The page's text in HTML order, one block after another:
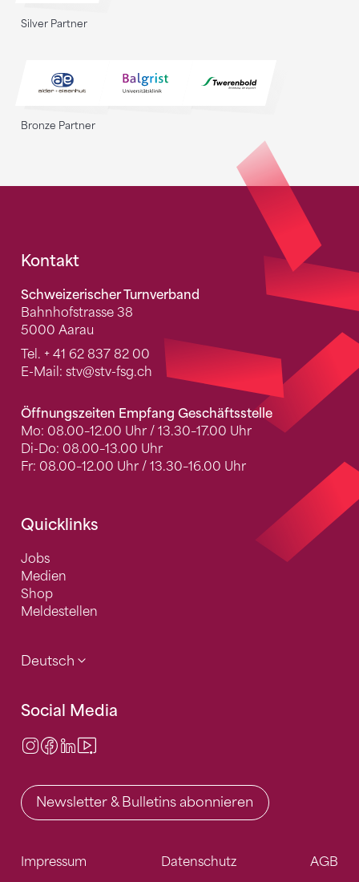
Silver Partner
Bronze Partner
Fusszeile
Kontakt
Schweizerischer Turnverband
Bahnhofstrasse 38
5000 Aarau
Tel. + 41 62 837 82 00
E-Mail: stv@stv-fsg.ch
Öffnungszeiten Empfang Geschäftsstelle
Mo: 08.00–12.00 Uhr / 13.30–17.00 Uhr
Di-Do: 08.00–13.00 Uhr
Fr: 08.00–12.00 Uhr / 13.30–16.00 Uhr
Quicklinks
Jobs
Medien
Shop
Meldestellen
Deutsch
Social Media
Instagram
Facebook
LinkedIn
Newsletter & Bulletins abonnieren
Impressum Datenschutz AGB